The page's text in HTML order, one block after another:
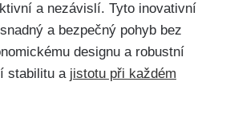
a nezávislí. Tyto inovativní
a bezpečný pohyb bez
designu a robustní
stabilitu a jistotu při každém